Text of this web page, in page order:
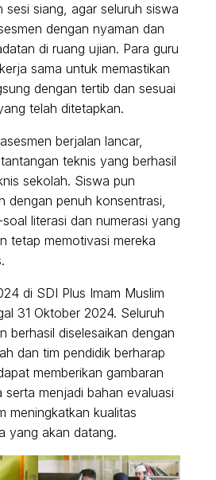
sesi siang, agar seluruh siswa
dengan nyaman dan
di ruang ujian. Para guru
sama untuk memastikan
dengan tertib dan sesuai
telah ditetapkan.
berjalan lancar,
teknis yang berhasil
sekolah. Siswa pun
dengan penuh konsentrasi,
literasi dan numerasi yang
tetap memotivasi mereka
di SDI Plus Imam Muslim
31 Oktober 2024. Seluruh
berhasil diselesaikan dengan
dan tim pendidik berharap
memberikan gambaran
serta menjadi bahan evaluasi
meningkatkan kualitas
yang akan datang.